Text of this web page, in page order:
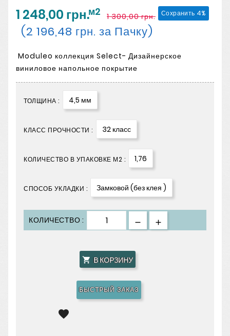
1 248,00 грн.м2 1 300,00 грн. Сохранить 4%
(2 196,48 грн. за Пачку)
Moduleo коллекция Select- Дизайнерское
виниловое напольное покрытие
ТОЛЩИНА : 4,5 мм
КЛАСС ПРОЧНОСТИ : 32 класс
КОЛИЧЕСТВО В УПАКОВКЕ М2 : 1,76
СПОСОБ УКЛАДКИ : Замковой (без клея )
КОЛИЧЕСТВО :
 В КОРЗИНУ
БЫСТРЫЙ ЗАКАЗ
